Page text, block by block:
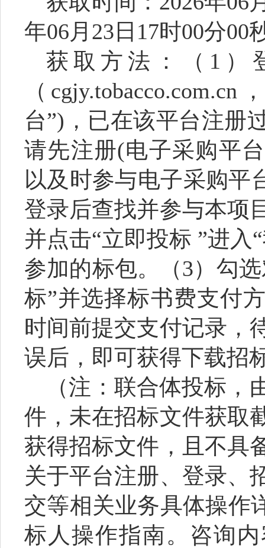
年06月23日17时00分00
获取方法：（ 1）
（
台”)，已在该平台注册
请先注册(电子采购平
以及时参与电子采购平
登录后查找并参与本项
并点击“立即投标 ”进入
参加的标包。（3）勾
标”并选择标书费支付
时间前提交支付记录，
误后，即可获得下载招
（注：联合体投标，
件，未在招标文件获取
获得招标文件，且不具
关于平台注册、登录、
交等相关业务具体操作
标人操作指南。咨询